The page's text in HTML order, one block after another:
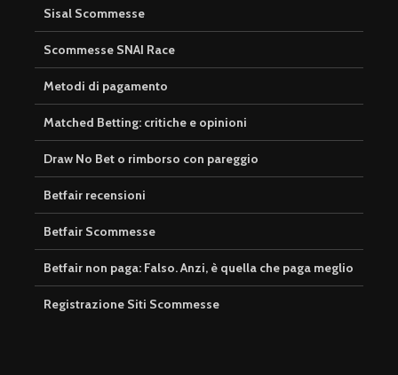
Sisal Scommesse
Scommesse SNAI Race
Metodi di pagamento
Matched Betting: critiche e opinioni
Draw No Bet o rimborso con pareggio
Betfair recensioni
Betfair Scommesse
Betfair non paga: Falso. Anzi, è quella che paga meglio
Registrazione Siti Scommesse